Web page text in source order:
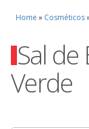
Home » Cosméticos
Sal de
Verde